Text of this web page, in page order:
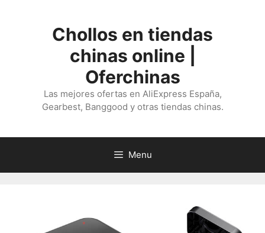
Chollos en tiendas
chinas online |
Oferchinas
Las mejores ofertas en AliExpress España,
Gearbest, Banggood y otras tiendas chinas.
Menu